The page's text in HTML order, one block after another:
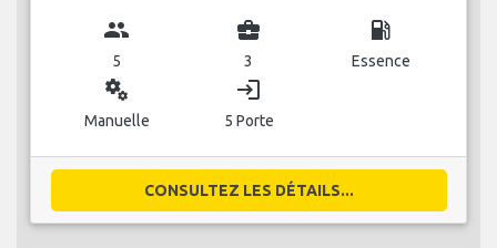
group
5
business_center
3
local_gas_station
Essence
miscellaneous_services
Manuelle
login
5 Porte
CONSULTEZ LES DÉTAILS...